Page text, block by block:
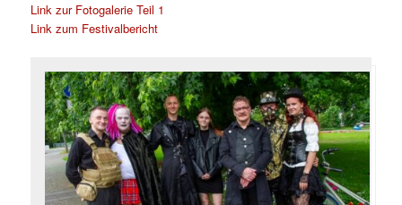
Link zur Fotogalerie Teil 1
Link zum Festivalbericht